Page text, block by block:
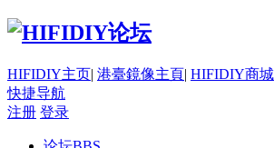
HIFIDIY主页| 港臺鏡像主頁| HIFIDIY商城
快捷导航
注册 登录